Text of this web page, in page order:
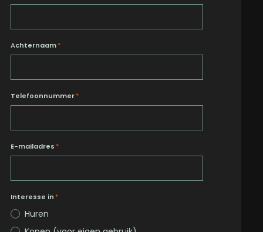
Achternaam*
Telefoonnummer*
E-mailadres *
Interesse in *
Huren